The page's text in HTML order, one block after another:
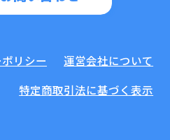
リシー
運営会社について
特定商取引法に基づく表示